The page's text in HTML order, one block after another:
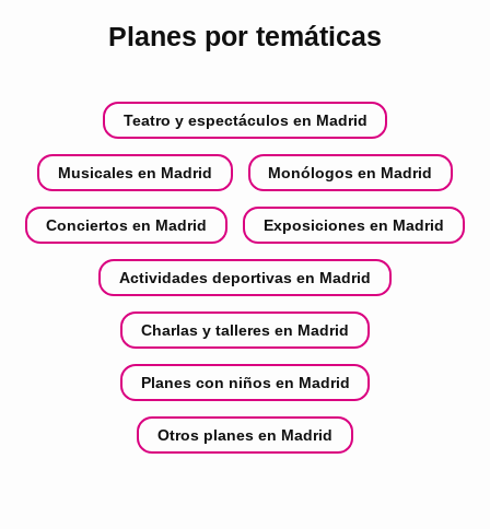
Planes por temáticas
Teatro y espectáculos en Madrid
Musicales en Madrid Monólogos en Madrid
Conciertos en Madrid Exposiciones en Madrid
Actividades deportivas en Madrid
Charlas y talleres en Madrid
Planes con niños en Madrid
Otros planes en Madrid